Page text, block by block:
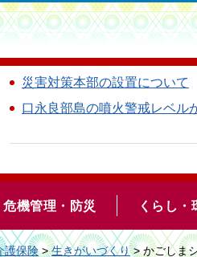
災害対策本部の設置について
口永良部島の噴火警戒レベル
危機管理・防災 くらし・
護保険>生きがいづくり> かごしま